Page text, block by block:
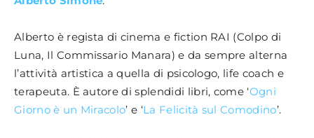
Alberto è regista di cinema e fiction RAI (Colpo di
Luna, Il Commissario Manara) e da sempre alterna
l’attività artistica a quella di psicologo, life coach e
terapeuta. È autore di splendidi libri, come ‘Ogni
Giorno è un Miracolo’ e ‘La Felicità sul Comodino’.